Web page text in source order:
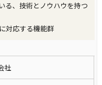
る、技術とノウハウを持つ
対応する機能群
社